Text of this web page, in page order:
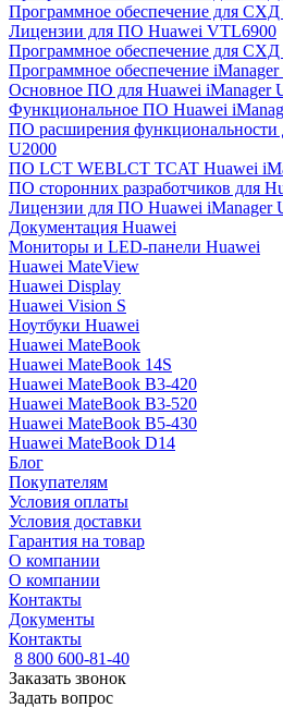
Программное обеспечение для
Лицензии для ПО Huawei VTL6900
Программное обеспечение для
Программное обеспечение
Основное ПО для Huawei iManager
Функциональное ПО Huawei
ПО расширения функциональности
U2000
ПО LCT WEBLCT TCAT Huawei
ПО сторонних разработчиков для
Лицензии для ПО Huawei iManager
Документация Huawei
Мониторы и LED-панели Huawei
Huawei MateView
Huawei Display
Huawei Vision S
Ноутбуки Huawei
Huawei MateBook
Huawei MateBook 14S
Huawei MateBook B3-420
Huawei MateBook B3-520
Huawei MateBook B5-430
Huawei MateBook D14
Блог
Покупателям
Условия оплаты
Условия доставки
Гарантия на товар
О компании
О компании
Контакты
Документы
Контакты
8 800 600-81-40
Заказать звонок
Задать вопрос